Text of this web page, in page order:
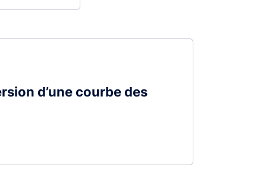
d’une courbe des